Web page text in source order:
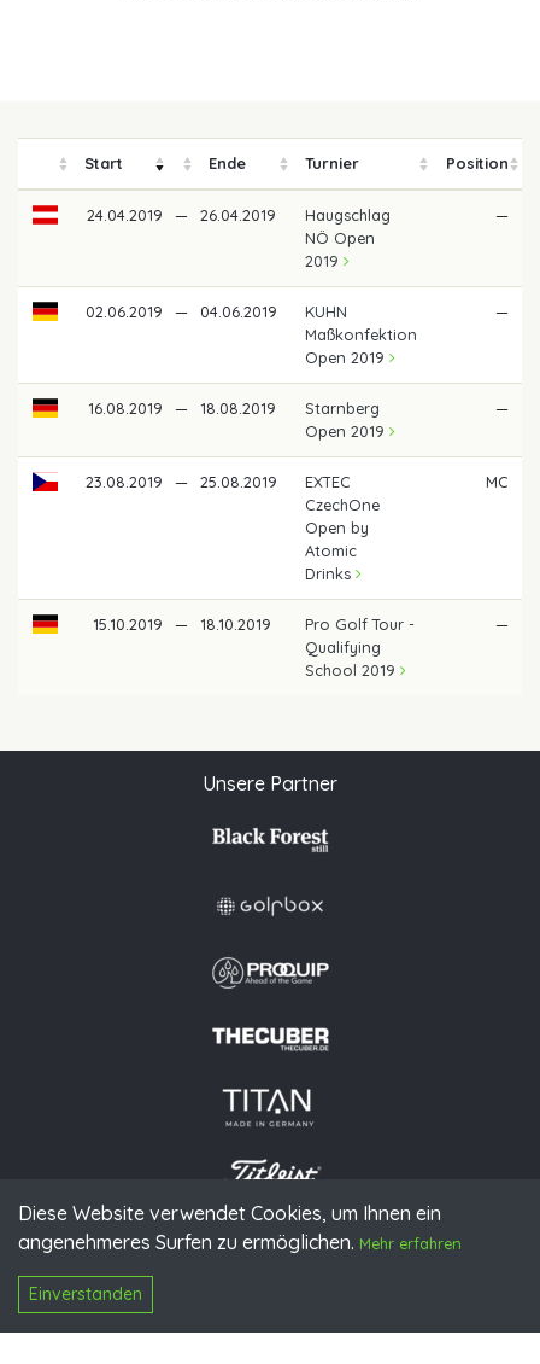
Diese Website verwendet Cookies, um Ihnen ein
angenehmeres Surfen zu ermöglichen. Mehr erfahren
Einverstanden
Start Ende Turnier Position
24.04.2019 — 26.04.2019
Haugschlag
NÖ Open
2019
—
02.06.2019 — 04.06.2019
KUHN
Maßkonfektion
Open 2019
—
16.08.2019 — 18.08.2019
Starnberg
Open 2019
—
23.08.2019 — 25.08.2019
EXTEC
CzechOne
Open by
Atomic
Drinks
MC
15.10.2019 — 18.10.2019
Pro Golf Tour -
Qualifying
School 2019
—
Unsere Partner
© 2026 PGAoG